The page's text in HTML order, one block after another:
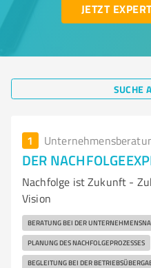
JETZT
SUCHE
1
DER
Nachfolge ist Zukunft -
Vision
BERATUNG BEI DER
PLANUNG DES NACHFOLGEPROZESSES
BEGLEITUNG BEI DER